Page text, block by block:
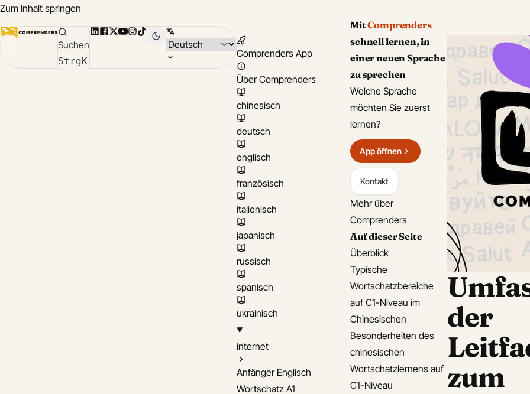
Zum Inhalt springen
Suchen
StrgK
LinkedIn
Facebook
X YouTube
Instagram
TikTok Sprache wählen
Comprenders App
Über Comprenders
chinesisch
deutsch
englisch
französisch
italienisch
japanisch
russisch
spanisch
ukrainisch
internet
Anfänger Englisch
Wortschatz A1
MitComprenders
schnell lernen, in
einer neuen Sprache
zu sprechen
Welche Sprache
möchten Sie zuerst
lernen?
App öffnen
Kontakt
Mehr über
Comprenders
Auf dieser Seite
Überblick
Typische
Wortschatzbereiche
auf C1-Niveau im
Chinesischen
Besonderheiten des
chinesischen
Wortschatzlernens auf
C1-Niveau
der
zum